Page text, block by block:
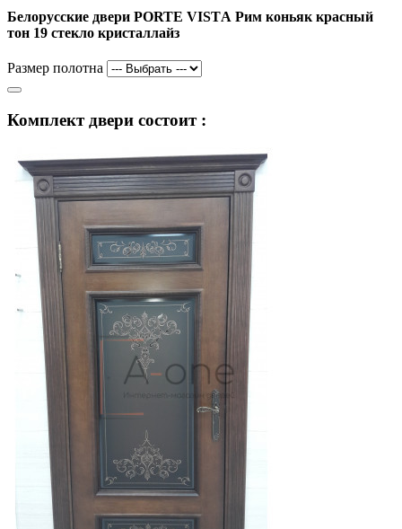
Белорусские двери PORTE VISTА Рим коньяк красный
тон 19 стекло кристаллайз
Размер полотна
Комплект двери состоит :